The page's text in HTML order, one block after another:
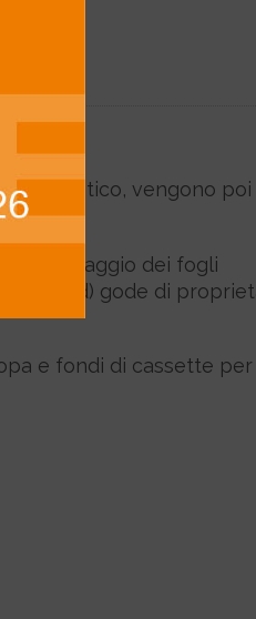
sintetico, vengono poi
. L’incollaggio dei fogli
gode di
e fondi di cassette per